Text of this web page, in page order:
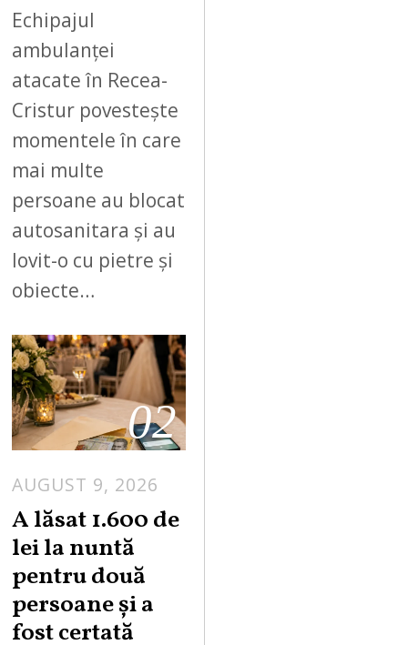
Echipajul
ambulanței
atacate în Recea-
Cristur povestește
momentele în care
mai multe
persoane au blocat
autosanitara și au
lovit-o cu pietre și
obiecte…
02
AUGUST 9, 2026
A lăsat 1.600 de
lei la nuntă
pentru două
persoane și a
fost certată